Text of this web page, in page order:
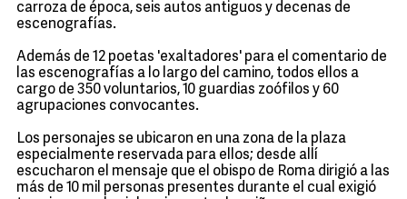
carroza de época, seis autos antiguos y decenas de
escenografías.
Además de 12 poetas 'exaltadores' para el comentario de
las escenografías a lo largo del camino, todos ellos a
cargo de 350 voluntarios, 10 guardias zoófilos y 60
agrupaciones convocantes.
Los personajes se ubicaron en una zona de la plaza
especialmente reservada para ellos; desde allí
escucharon el mensaje que el obispo de Roma dirigió a las
más de 10 mil personas presentes durante el cual exigió